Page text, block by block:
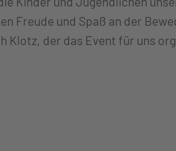
Freude und Spaß an der
Klotz, der das Event für uns